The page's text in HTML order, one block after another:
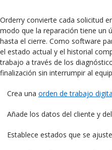
Orderry convierte cada solicitud
modo que la reparación tiene un
hasta el cierre. Como software
el estado actual y el historial
trabajo a través de los
finalización sin interrumpir al
Crea una orden de trabajo
Añade los datos del cliente y
Establece estados que se